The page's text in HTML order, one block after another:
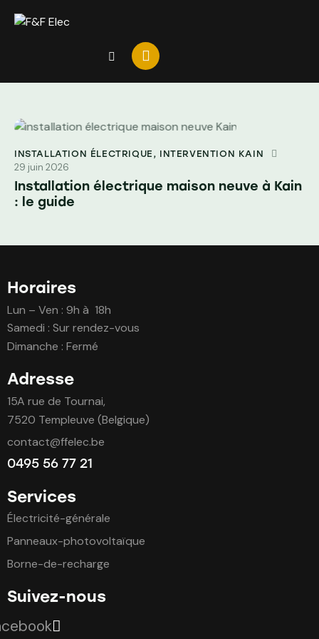
INSTALLATION ÉLECTRIQUE , INTERVENTION KAIN
29 juin 2026
Installation électrique maison neuve à Kain
: le guide
Horaires
Lun – Ven : 9h à 18h
Samedi : Sur rendez-vous
Dimanche : Fermé
Adresse
15A rue de Tournai,
7520 Templeuve (Belgique)
contact@ffelec.be
0495 56 77 21
Services
Électricité-générale
Panneaux-photovoltaïque
Borne-de-recharge
Suivez-nous